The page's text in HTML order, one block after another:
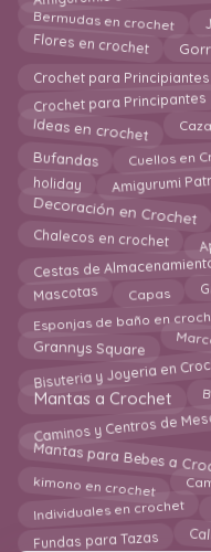
Bermudas en crochet
Flores en crochet
Crochet para Principiantes
Crochet para Principantes
Ideas en crochet
Bufandas Cuellos en
holiday Amigurumi
Decoración en Crochet
Chalecos en crochet
Cestas de
Mascotas Capas
Esponjas de baño en
Grannys Square
Bisuteria y Joyeria en
Mantas a Crochet
Caminos y Centros de
Mantas para Bebes a
kimono en crochet
Individuales en crochet
Fundas para Tazas